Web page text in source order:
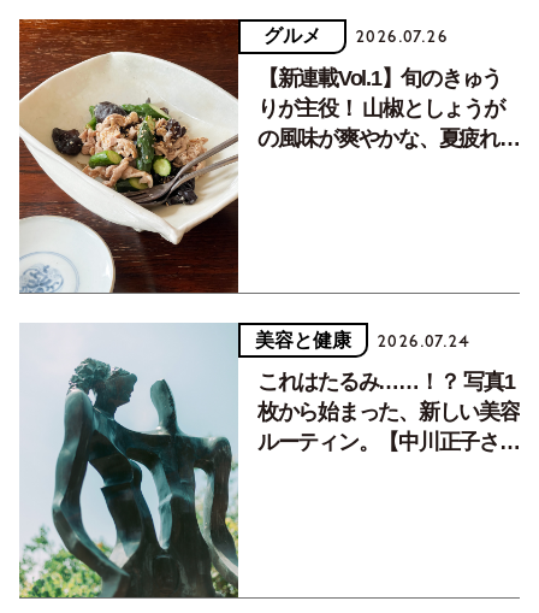
グルメ 2026.07.26
【新連載Vol.1】旬のきゅう
りが主役！ 山椒としょうが
の風味が爽やかな、夏疲れを
美容と健康 2026.07.24
これはたるみ……！？ 写真1
枚から始まった、新しい美容
ルーティン。【中川正子さん